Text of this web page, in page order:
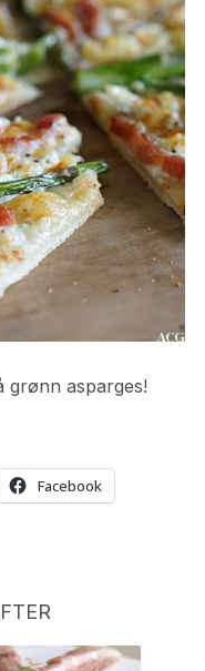
grønn asparges!
Facebook